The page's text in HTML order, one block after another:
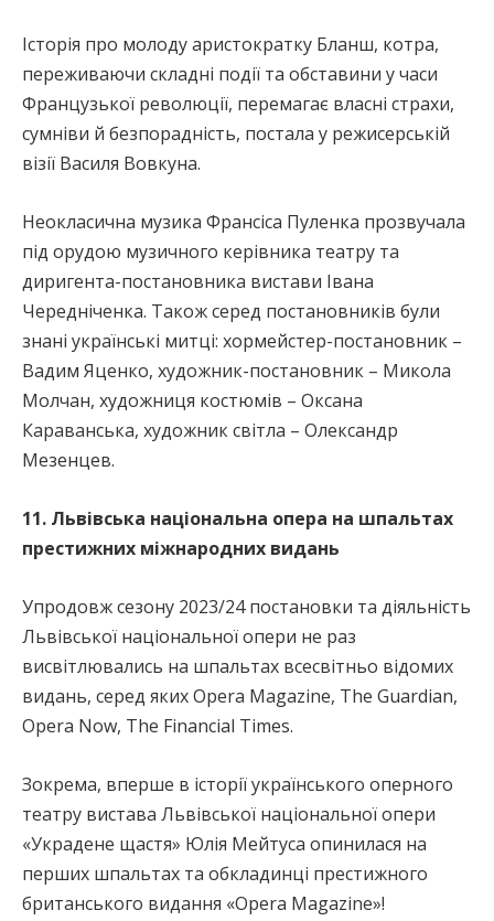
Історія про молоду аристократку Бланш, котра,
переживаючи складні події та обставини у часи
Французької революції, перемагає власні страхи,
сумніви й безпорадність, постала у режисерській
візії Василя Вовкуна.
Неокласична музика Франсіса Пуленка прозвучала
під орудою музичного керівника театру та
диригента-постановника вистави Івана
Чередніченка. Також серед постановників були
знані українські митці: хормейстер-постановник –
Вадим Яценко, художник-постановник – Микола
Молчан, художниця костюмів – Оксана
Караванська, художник світла – Олександр
Мезенцев.
11. Львівська національна опера на шпальтах
престижних міжнародних видань
Упродовж сезону 2023/24 постановки та діяльність
Львівської національної опери не раз
висвітлювались на шпальтах всесвітньо відомих
видань, серед яких Opera Magazine, The Guardian,
Opera Now, The Financial Times.
Зокрема, вперше в історії українського оперного
театру вистава Львівської національної опери
«Украдене щастя» Юлія Мейтуса опинилася на
перших шпальтах та обкладинці престижного
британського видання «Opera Magazine»!